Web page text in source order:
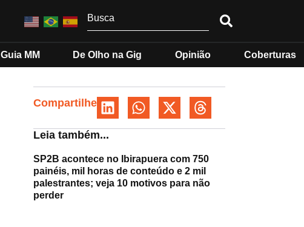
Guia MM De Olho na Gig Opinião Coberturas
Compartilhe
Leia também...
SP2B acontece no Ibirapuera com 750
painéis, mil horas de conteúdo e 2 mil
palestrantes; veja 10 motivos para não
perder